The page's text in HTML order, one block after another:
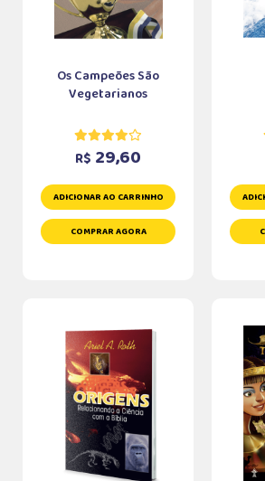
Os Campeões São
Vegetarianos
R$ 29,60
ADICIONAR AO CARRINHO
COMPRAR AGORA